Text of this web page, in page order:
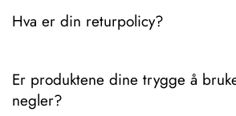
om fraktpriser, leveringstider eller
Hva er din returpolicy?
levering. For å være kvalifisert for retur
ubrukte, i originalemballasjen og i samme
Er produktene dine trygge å
negler?